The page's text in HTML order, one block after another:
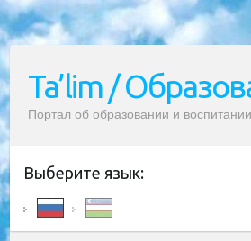
Ta’lim /
Портал об образовании и воспитании
Выберите язык: